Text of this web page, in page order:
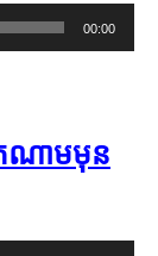
00:00
តណាម​មុន​